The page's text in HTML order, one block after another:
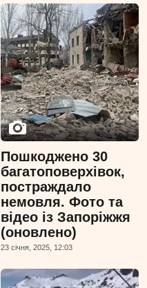
Пошкоджено 30
багатоповерхівок,
постраждало
немовля. Фото та
відео із Запоріжжя
(оновлено)
23 сiчня, 2025, 12:03